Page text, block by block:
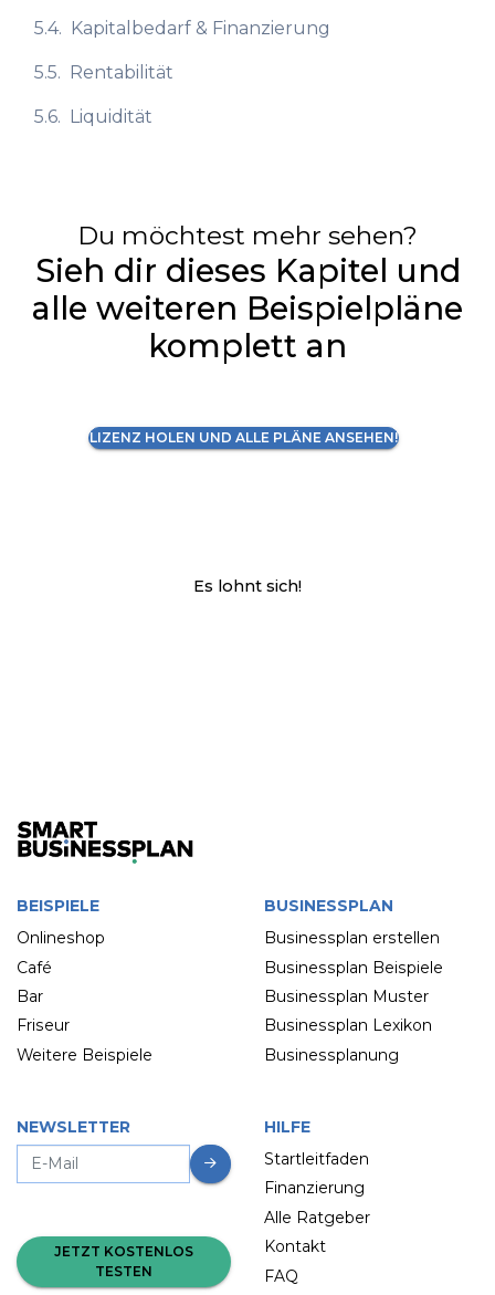
5.4. Kapitalbedarf & Finanzierung
5.5. Rentabilität
5.6. Liquidität
Du möchtest mehr sehen?
Sieh dir dieses Kapitel und
alle weiteren Beispielpläne
komplett an
LIZENZ HOLEN UND ALLE PLÄNE ANSEHEN!
Es lohnt sich!
BEISPIELE
Onlineshop
Café
Bar
Friseur
Weitere Beispiele
BUSINESSPLAN
Businessplan erstellen
Businessplan Beispiele
Businessplan Muster
Businessplan Lexikon
Businessplanung
NEWSLETTER
JETZT KOSTENLOS
TESTEN
HILFE
Startleitfaden
Finanzierung
Alle Ratgeber
Kontakt
FAQ